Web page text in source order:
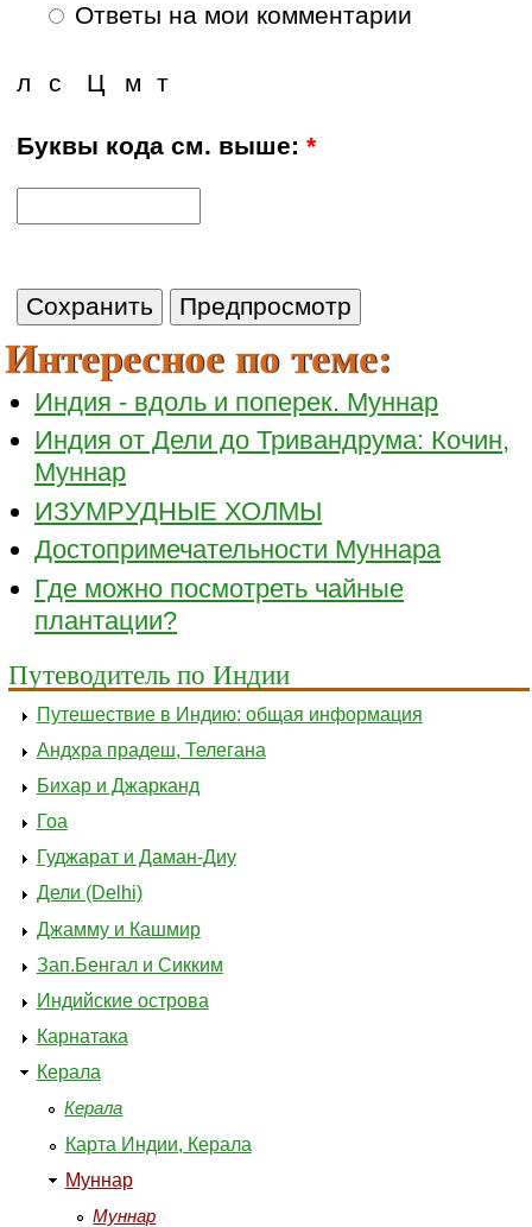
Ответы на мои комментарии
л Ц
с м т
Буквы кода см. выше:*
Интересное по теме:
Индия - вдоль и поперек. Муннар
Индия от Дели до Тривандрума: Кочин,
Муннар
ИЗУМРУДНЫЕ ХОЛМЫ
Достопримечательности Муннара
Где можно посмотреть чайные
плантации?
Путеводитель по Индии
Путешествие в Индию: общая информация
Андхра прадеш, Телегана
Бихар и Джарканд
Гоа
Гуджарат и Даман-Диу
Дели (Delhi)
Джамму и Кашмир
Зап.Бенгал и Сикким
Индийские острова
Карнатака
Керала
Керала
Карта Индии, Керала
Муннар
Муннар